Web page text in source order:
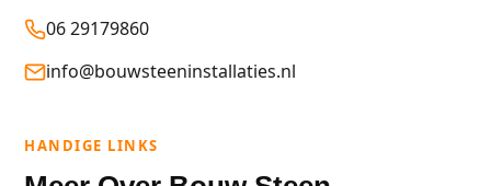
06 29179860
info@bouwsteeninstallaties.nl
HANDIGE LINKS